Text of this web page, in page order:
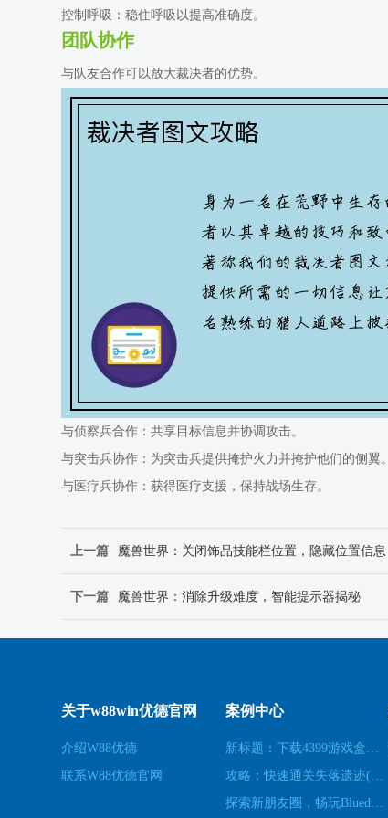
控制呼吸：稳住呼吸以提高准确度。
团队协作
与队友合作可以放大裁决者的优势。
与侦察兵合作：共享目标信息并协调攻击。
与突击兵协作：为突击兵提供掩护火力并掩护他们的侧翼。
与医疗兵协作：获得医疗支援，保持战场生存。
上一篇 魔兽世界：关闭饰品技能栏位置，隐藏位置信息
下一篇 魔兽世界：消除升级难度，智能提示器揭秘
关于w88win优德官网
介绍W88优德
联系W88优德官网
案例中心
新标题：下载4399游戏盒，畅玩海量游戏(续写：让您尽情畅玩海量游戏的4399游戏盒下载)
攻略：快速通关失落遗迹(探秘失落遗迹：轻松通关攻略)
探索新朋友圈，畅玩Blued交友APP(深入Blued：揭秘交友APP背后的新朋友圈)